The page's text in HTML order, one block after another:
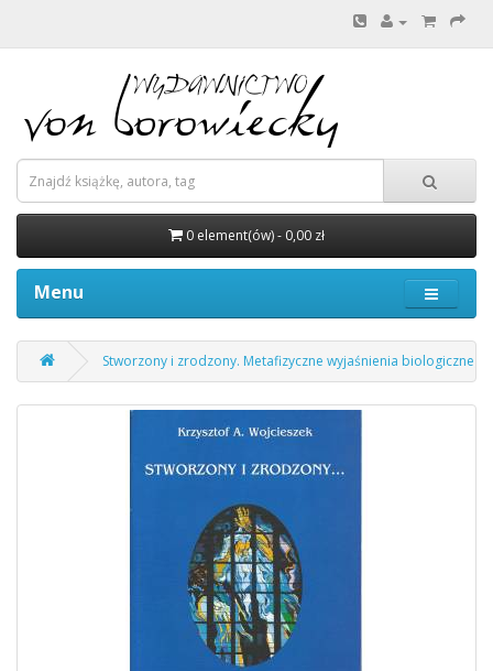
0 element(ów) - 0,00 zł
Menu
Stworzony i zrodzony. Metafizyczne wyjaśnienia